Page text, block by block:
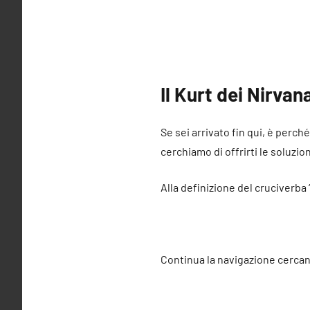
Il Kurt dei
Se sei arrivato fin qui, è
cerchiamo di offrirti le
Alla definizione del cruciverba
Continua la navigazione